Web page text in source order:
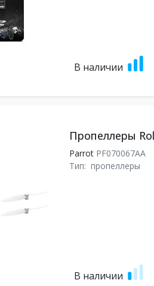
В наличии
Пропеллеры
ParrotPF070067AA
Тип: пропеллеры
В наличии